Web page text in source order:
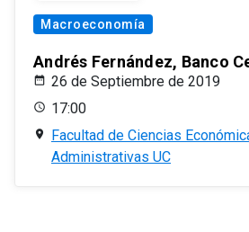
Macroeconomía
Andrés Fernández, Banco
26 de Septiembre de 2019
17:00
Facultad de Ciencias
Administrativas UC